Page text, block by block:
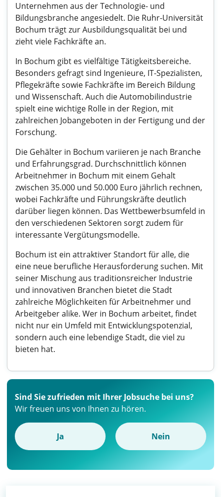
Unternehmen aus der Technologie- und
Bildungsbranche angesiedelt. Die Ruhr-Universität
Bochum trägt zur Ausbildungsqualität bei und
zieht viele Fachkräfte an.
In Bochum gibt es vielfältige Tätigkeitsbereiche.
Besonders gefragt sind Ingenieure, IT-Spezialisten,
Pflegekräfte sowie Fachkräfte im Bereich Bildung
und Wissenschaft. Auch die Automobilindustrie
spielt eine wichtige Rolle in der Region, mit
zahlreichen Jobangeboten in der Fertigung und der
Forschung.
Die Gehälter in Bochum variieren je nach Branche
und Erfahrungsgrad. Durchschnittlich können
Arbeitnehmer in Bochum mit einem Gehalt
zwischen 35.000 und 50.000 Euro jährlich rechnen,
wobei Fachkräfte und Führungskräfte deutlich
darüber liegen können. Das Wettbewerbsumfeld in
den verschiedenen Sektoren sorgt zudem für
interessante Vergütungsmodelle.
Bochum ist ein attraktiver Standort für alle, die
eine neue berufliche Herausforderung suchen. Mit
seiner Mischung aus traditionsreicher Industrie
und innovativen Branchen bietet die Stadt
zahlreiche Möglichkeiten für Arbeitnehmer und
Arbeitgeber alike. Wer in Bochum arbeitet, findet
nicht nur ein Umfeld mit Entwicklungspotenzial,
sondern auch eine lebendige Stadt, die viel zu
bieten hat.
Sind Sie zufrieden mit Ihrer Jobsuche bei uns?
Wir freuen uns von Ihnen zu hören.
Ja Nein